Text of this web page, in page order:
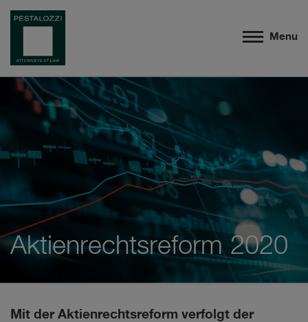
Menu
Aktienrechtsreform 2020
Mit der Aktienrechtsreform verfolgt der